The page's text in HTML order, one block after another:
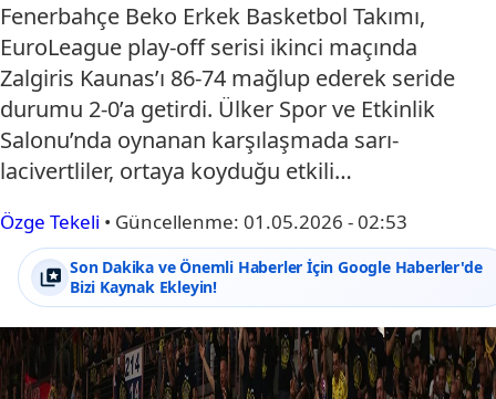
Fenerbahçe Beko Erkek Basketbol Takımı,
EuroLeague play-off serisi ikinci maçında
Zalgiris Kaunas’ı 86-74 mağlup ederek seride
durumu 2-0’a getirdi. Ülker Spor ve Etkinlik
Salonu’nda oynanan karşılaşmada sarı-
lacivertliler, ortaya koyduğu etkili…
Özge Tekeli • Güncellenme: 01.05.2026 - 02:53
Son Dakika ve Önemli Haberler İçin Google Haberler'de
Bizi Kaynak Ekleyin!